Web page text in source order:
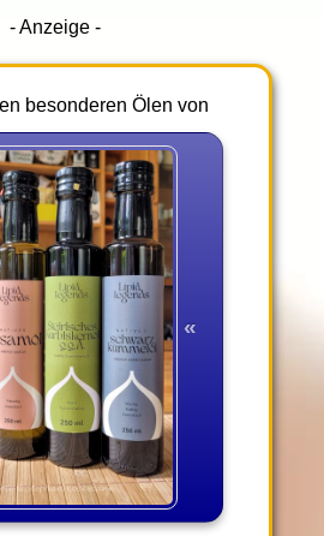
- Anzeige -
besonderen Ölen von